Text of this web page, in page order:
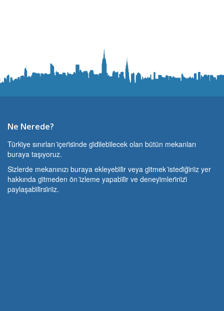
Ne Nerede?
Türki̇ye sınırları i̇çeri̇si̇nde gi̇di̇lebi̇lecek olan bütün mekanları
buraya taşıyoruz.
Si̇zlerde mekanınızı buraya ekleyebi̇li̇r veya gi̇tmek i̇stedi̇ği̇ni̇z yer
hakkında gi̇tmeden ön i̇zleme yapabi̇li̇r ve deneyi̇mleri̇ni̇zi̇
paylaşabi̇li̇rsi̇ni̇z.